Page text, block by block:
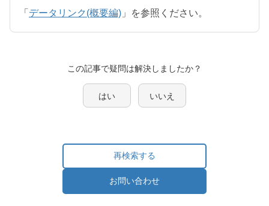
「 データリンク(概要編) 」を参照ください。
この記事で疑問は解決しましたか？
はい いいえ
再検索する
お問い合わせ